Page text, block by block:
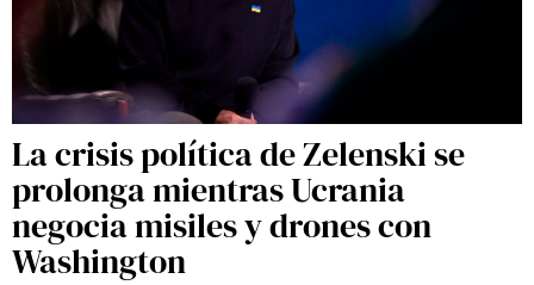
La crisis política de Zelenski se
prolonga mientras Ucrania
negocia misiles y drones con
Washington